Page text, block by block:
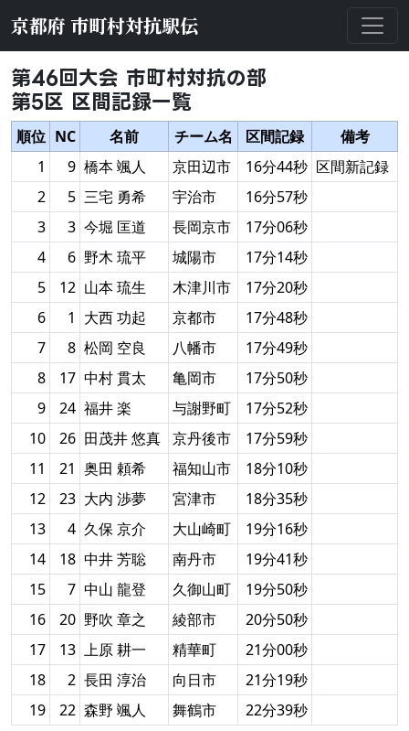
京都府 市町村対抗駅伝
第46回大会 市町村対抗の部
第5区 区間記録一覧
順位 NC 名前 チーム名 区間記録
備考
1
9 橋本 颯人 京田辺市 16分44秒 区間新記録
2
5 三宅 勇希 宇治市
16分57秒
3
3 今堀 匡道 長岡京市
17分06秒
4
6 野木 琉平 城陽市
17分14秒
5
12 山本 琉生 木津川市
17分20秒
6
1 大西 功起 京都市
17分48秒
7
8 松岡 空良 八幡市
17分49秒
8
17 中村 貫太 亀岡市
17分50秒
9
24 福井 楽 与謝野町
17分52秒
10
26 田茂井 悠真 京丹後市
17分59秒
11
21 奥田 頼希 福知山市
18分10秒
12
23 大内 渉夢 宮津市
18分35秒
13
4 久保 京介 大山崎町
19分16秒
14
18 中井 芳聡 南丹市
19分41秒
15
7 中山 龍登 久御山町
19分50秒
16
20 野吹 章之 綾部市
20分50秒
17
13 上原 耕一 精華町
21分00秒
18
2 長田 淳治 向日市
21分19秒
19
22 森野 颯人 舞鶴市 22分39秒